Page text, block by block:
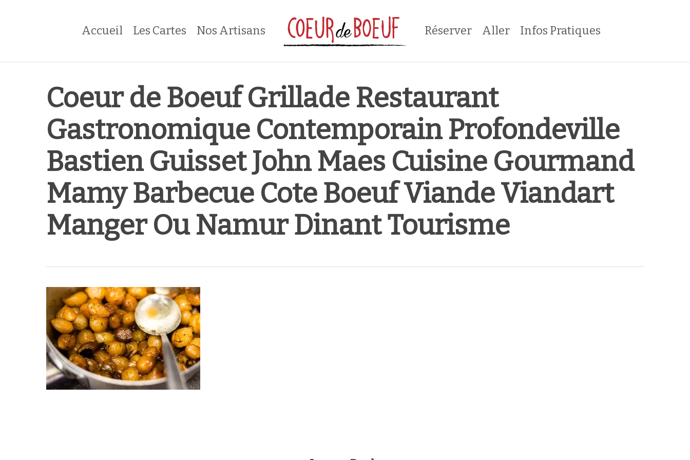
Accueil Les Cartes Nos Artisans Réserver Aller Infos Pratiques
Coeur de Boeuf Grillade Restaurant
Gastronomique Contemporain Profondeville
Bastien Guisset John Maes Cuisine Gourmand
Mamy Barbecue Cote Boeuf Viande Viandart
Manger Ou Namur Dinant Tourisme